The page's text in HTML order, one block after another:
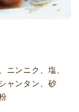
ニンニク、塩、
ャンタン、砂